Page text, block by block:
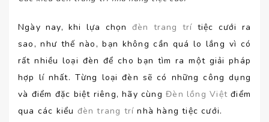
Ngày nay, khi lựa chọn đèn trang trí tiệc cưới ra
sao, như thế nào, bạn không cần quá lo lắng vì có
rất nhiều loại đèn để cho bạn tìm ra một giải pháp
hợp lí nhất. Từng loại đèn sẽ có những công dụng
và điểm đặc biệt riêng, hãy cùngĐèn lồng Việtđiểm
qua các kiểu đèn trang trí nhà hàng tiệc cưới.